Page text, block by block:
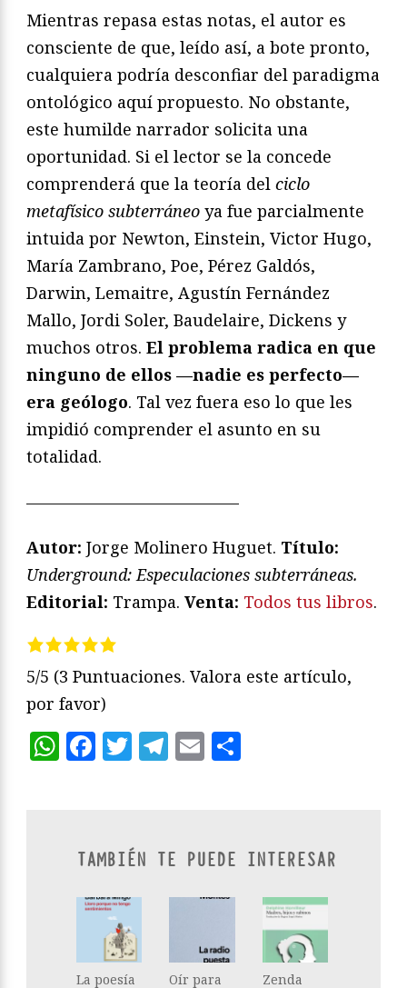
Mientras repasa estas notas, el autor es
consciente de que, leído así, a bote pronto,
cualquiera podría desconfiar del paradigma
ontológico aquí propuesto. No obstante,
este humilde narrador solicita una
oportunidad. Si el lector se la concede
comprenderá que la teoría del ciclo
metafísico subterráneo ya fue parcialmente
intuida por Newton, Einstein, Victor Hugo,
María Zambrano, Poe, Pérez Galdós,
Darwin, Lemaitre, Agustín Fernández
Mallo, Jordi Soler, Baudelaire, Dickens y
muchos otros. El problema radica en que
ninguno de ellos —nadie es perfecto—
era geólogo. Tal vez fuera eso lo que les
impidió comprender el asunto en su
totalidad.
—————————————
Autor: Jorge Molinero Huguet. Título:
Underground: Especulaciones subterráneas.
Editorial: Trampa. Venta: Todos tus libros.
5/5 (3 Puntuaciones. Valora este artículo,
por favor)
WhatsApp
Facebook
Twitter
Telegram
Email
TAMBIÉN TE PUEDE INTERESAR
La poesía
Oír para
Zenda